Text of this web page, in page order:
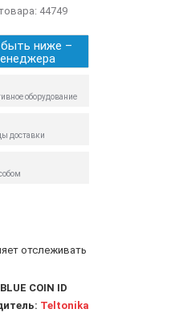
44749
ниже –
оборудование
доставки
отслеживать
BLUE COIN ID
Teltonika